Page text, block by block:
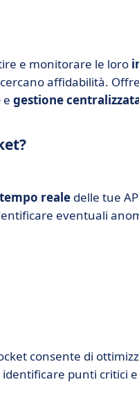
e monitorare le loro
affidabilità.
e gestione
reale delle tue
eventuali
consente di
punti critici